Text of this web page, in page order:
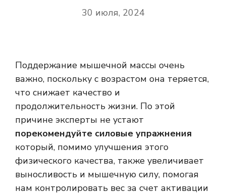
30 июля, 2024
Поддержание мышечной массы очень
важно, поскольку с возрастом она теряется,
что снижает качество и
продолжительность жизни. По этой
причине эксперты не устают
порекомендуйте силовые упражнения
который, помимо улучшения этого
физического качества, также увеличивает
выносливость и мышечную силу, помогая
нам контролировать вес за счет активации